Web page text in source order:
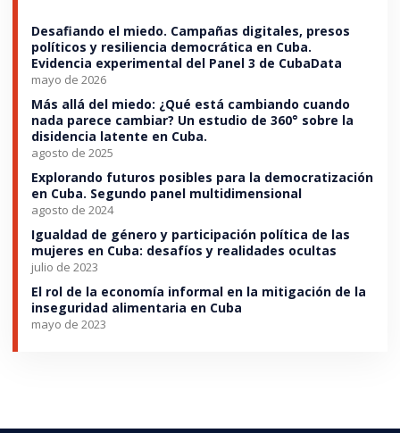
Desafiando el miedo. Campañas digitales, presos
políticos y resiliencia democrática en Cuba.
Evidencia experimental del Panel 3 de CubaData
mayo de 2026
Más allá del miedo: ¿Qué está cambiando cuando
nada parece cambiar? Un estudio de 360° sobre la
disidencia latente en Cuba.
agosto de 2025
Explorando futuros posibles para la democratización
en Cuba. Segundo panel multidimensional
agosto de 2024
Igualdad de género y participación política de las
mujeres en Cuba: desafíos y realidades ocultas
julio de 2023
El rol de la economía informal en la mitigación de la
inseguridad alimentaria en Cuba
mayo de 2023